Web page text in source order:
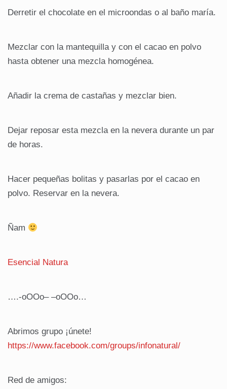
Derretir el chocolate en el microondas o al baño maría.
Mezclar con la mantequilla y con el cacao en polvo
hasta obtener una mezcla homogénea.
Añadir la crema de castañas y mezclar bien.
Dejar reposar esta mezcla en la nevera durante un par
de horas.
Hacer pequeñas bolitas y pasarlas por el cacao en
polvo. Reservar en la nevera.
Ñam
Esencial Natura
….-oOOo– –oOOo…
Abrimos grupo ¡únete!
https://www.facebook.com/groups/infonatural/
Red de amigos: